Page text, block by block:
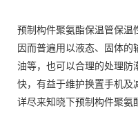
预制构件聚氨酯保温管保温
因而普遍用以液态、固体
油等，也可以合理的处理防
快，有益于维护换置手机及
详尽来知晓下预制构件聚氨